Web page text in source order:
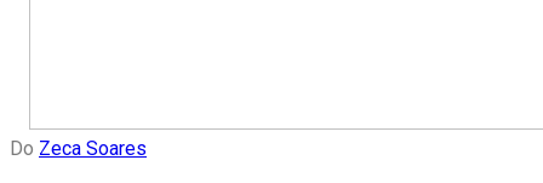
Do Zeca Soares